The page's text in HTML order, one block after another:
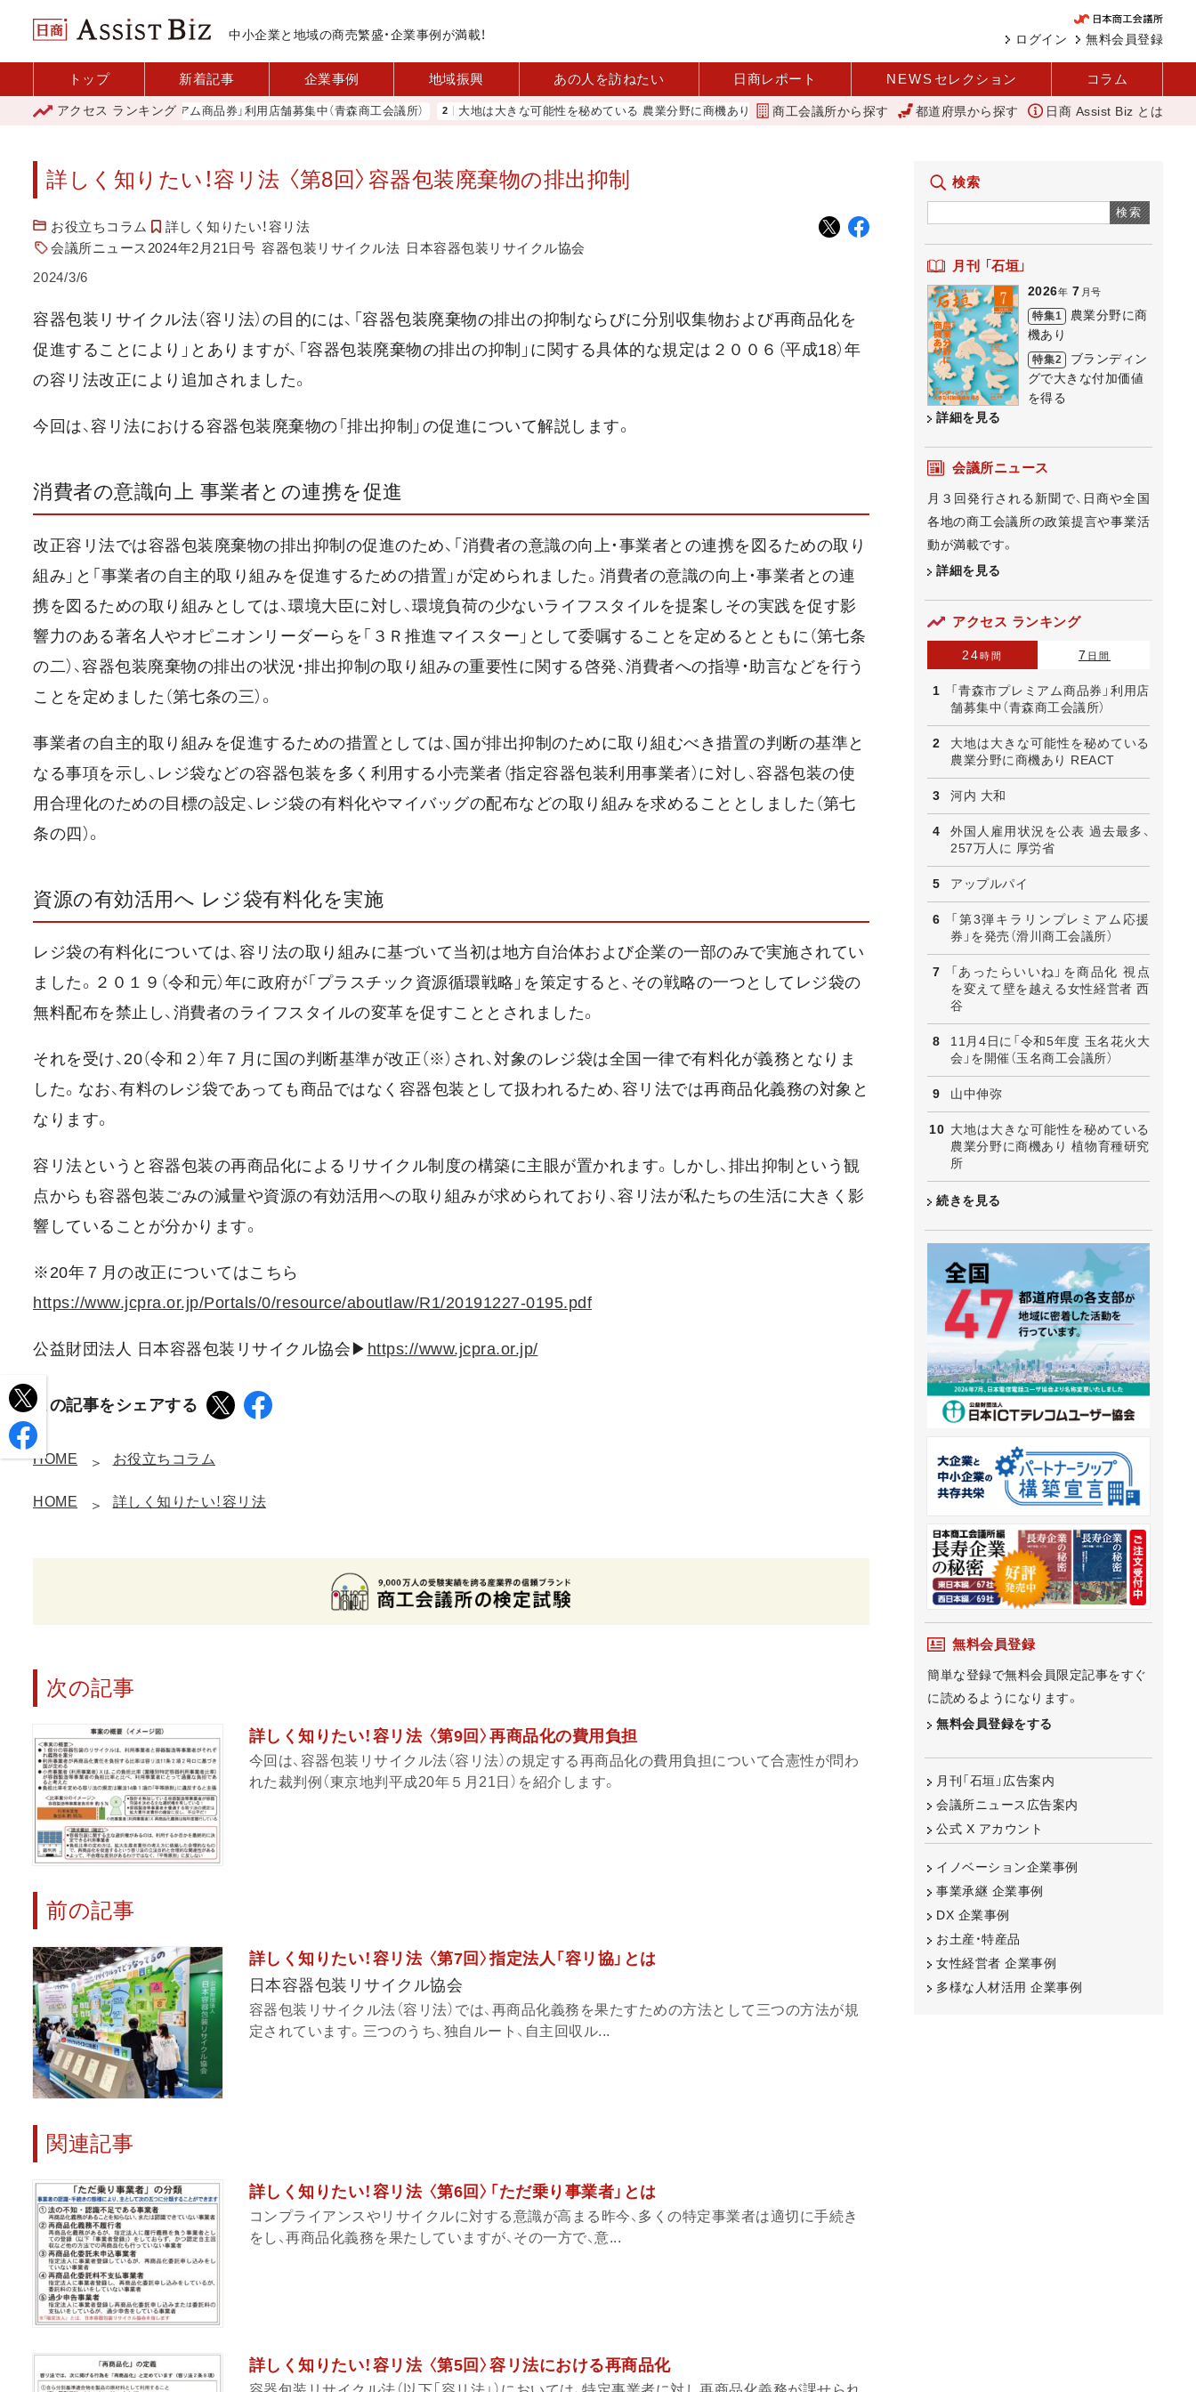
中小企業と地域の商売繁盛・企業事例が満載！ 無料会員登録
ログイン
トップ 新着記事 企業事例 地域振興 あの人を訪ねたい 日商レポート NEWS セレクション コラム
アクセス ランキング
「青森市プレミアム商品券」利用店舗募集中（青森商工会議所） 大地は大きな可能性を秘めている 農業分野に商機あり REACT 河内 大和 外国人雇用状況を公表 過去最多、257万人に 厚労省
商工会議所から探す 都道府県から探す 日商 Assist Biz とは
詳しく知りたい！容リ法 〈第8回〉容器包装廃棄物の排出抑制
お役立ちコラム
詳しく知りたい！容リ法
会議所ニュース2024年2月21日号 容器包装リサイクル法 日本容器包装リサイクル協会
2024/3/6
容器包装リサイクル法（容リ法）の目的には、「容器包装廃棄物の排出の抑制ならびに分別収集物および再商品化を
促進することにより」とありますが、「容器包装廃棄物の排出の抑制」に関する具体的な規定は２００６（平成18）年
の容リ法改正により追加されました。
今回は、容リ法における容器包装廃棄物の「排出抑制」の促進について解説します。
消費者の意識向上 事業者との連携を促進
改正容リ法では容器包装廃棄物の排出抑制の促進のため、「消費者の意識の向上・事業者との連携を図るための取り
組み」と「事業者の自主的取り組みを促進するための措置」が定められました。消費者の意識の向上・事業者との連
携を図るための取り組みとしては、環境大臣に対し、環境負荷の少ないライフスタイルを提案しその実践を促す影
響力のある著名人やオピニオンリーダーらを「３Ｒ推進マイスター」として委嘱することを定めるとともに（第七条
の二）、容器包装廃棄物の排出の状況・排出抑制の取り組みの重要性に関する啓発、消費者への指導・助言などを行う
ことを定めました（第七条の三）。
事業者の自主的取り組みを促進するための措置としては、国が排出抑制のために取り組むべき措置の判断の基準と
なる事項を示し、レジ袋などの容器包装を多く利用する小売業者（指定容器包装利用事業者）に対し、容器包装の使
用合理化のための目標の設定、レジ袋の有料化やマイバッグの配布などの取り組みを求めることとしました（第七
条の四）。
資源の有効活用へ レジ袋有料化を実施
レジ袋の有料化については、容リ法の取り組みに基づいて当初は地方自治体および企業の一部のみで実施されてい
ました。２０１９（令和元）年に政府が「プラスチック資源循環戦略」を策定すると、その戦略の一つとしてレジ袋の
無料配布を禁止し、消費者のライフスタイルの変革を促すこととされました。
それを受け、20（令和２）年７月に国の判断基準が改正（※）され、対象のレジ袋は全国一律で有料化が義務となりま
した。なお、有料のレジ袋であっても商品ではなく容器包装として扱われるため、容リ法では再商品化義務の対象と
なります。
容リ法というと容器包装の再商品化によるリサイクル制度の構築に主眼が置かれます。しかし、排出抑制という観
点からも容器包装ごみの減量や資源の有効活用への取り組みが求められており、容リ法が私たちの生活に大きく影
響していることが分かります。
※20年７月の改正についてはこちら
https://www.jcpra.or.jp/Portals/0/resource/aboutlaw/R1/20191227-0195.pdf
公益財団法人 日本容器包装リサイクル協会▶ https://www.jcpra.or.jp/
この記事をシェアする
HOME お役立ちコラム
HOME 詳しく知りたい！容リ法
次の記事
詳しく知りたい！容リ法 〈第9回〉再商品化の費用負担
今回は、容器包装リサイクル法（容リ法）の規定する再商品化の費用負担について合憲性が問わ
れた裁判例（東京地判平成20年５月21日）を紹介します。
前の記事
詳しく知りたい！容リ法 〈第7回〉指定法人「容リ協」とは
日本容器包装リサイクル協会
容器包装リサイクル法（容リ法）では、再商品化義務を果たすための方法として三つの方法が規
定されています。三つのうち、独自ルート、自主回収ル...
関連記事
詳しく知りたい！容リ法 〈第6回〉「ただ乗り事業者」とは
コンプライアンスやリサイクルに対する意識が高まる昨今、多くの特定事業者は適切に手続き
をし、再商品化義務を果たしていますが、その一方で、意...
詳しく知りたい！容リ法 〈第5回〉容リ法における再商品化
検索
検索
月刊 「石垣」
2026年 7 月号
特集1
農業分野に商
機あり
特集2
ブランディン
グで大きな付加価値
を得る
詳細を見る
会議所ニュース
月３回発行される新聞で、日商や全国
各地の商工会議所の政策提言や事業活
動が満載です。
詳細を見る
アクセス ランキング
24時間 7 日間
「青森市プレミアム商品券」利用店
舗募集中（青森商工会議所）
大地は大きな可能性を秘めている
農業分野に商機あり REACT
河内 大和
外国人雇用状況を公表 過去最多、
257万人に 厚労省
アップルパイ
「第3弾キラリンプレミアム応援
券」を発売（滑川商工会議所）
「あったらいいね」を商品化 視点
を変えて壁を越える女性経営者 西
谷
11月4日に「令和5年度 玉名花火大
会」を開催（玉名商工会議所）
山中伸弥
大地は大きな可能性を秘めている
農業分野に商機あり 植物育種研究
所
続きを見る
無料会員登録
簡単な登録で無料会員限定記事をすぐ
に読めるようになります。
無料会員登録をする
月刊「石垣」広告案内
会議所ニュース広告案内
公式 X アカウント
イノベーション企業事例
事業承継 企業事例
DX 企業事例
お土産・特産品
女性経営者 企業事例
多様な人材活用 企業事例